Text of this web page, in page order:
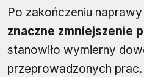
Po zakończeniu
znaczne zmniejszenie
stanowiło wymierny
przeprowadzonych